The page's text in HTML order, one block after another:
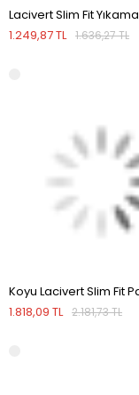
1.249,87 TL 1.636,27 TL
1.818,09 TL 2.181,73 TL